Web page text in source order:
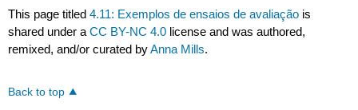
This page titled4.11: Exemplos de ensaios de avaliação is
shared under aCC BY-NC 4.0 license and was authored,
remixed, and/or curated byAnna Mills.
Back to top